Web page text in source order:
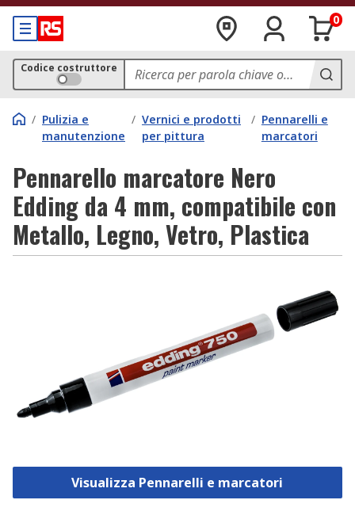
0
Codice costruttore
/ Pulizia e
manutenzione
/ Vernici e prodotti
per pittura
/ Pennarelli e
marcatori
Pennarello marcatore Nero
Edding da 4 mm, compatibile con
Metallo, Legno, Vetro, Plastica
Visualizza Pennarelli e marcatori